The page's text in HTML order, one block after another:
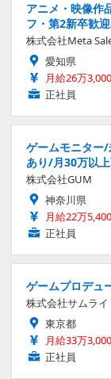
アニメ・映像作
フ・第2新卒歓
株式会社Meta
愛知県
月給26万
正社員
ゲームモニター
あり/月30万以
株式会社GUM
神奈川県
月給22万
正社員
ゲームプロデュ
株式会社サムライ
東京都
月給33万
正社員